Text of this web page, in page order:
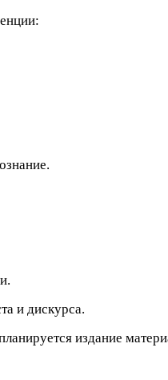
и дискурса.
издание